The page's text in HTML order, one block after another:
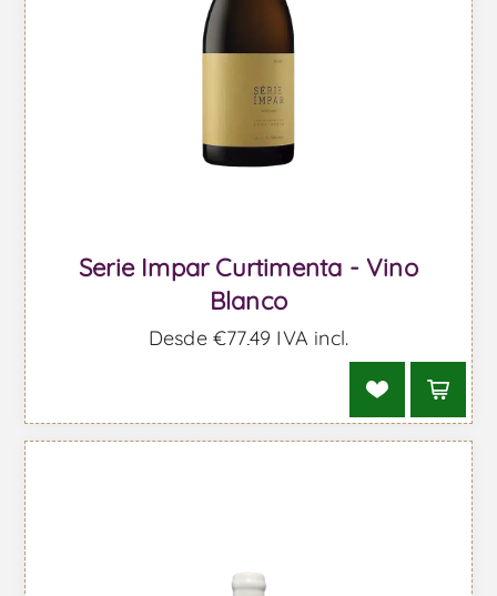
Serie Impar Curtimenta - Vino
Blanco
Desde €77,49 IVA incl.